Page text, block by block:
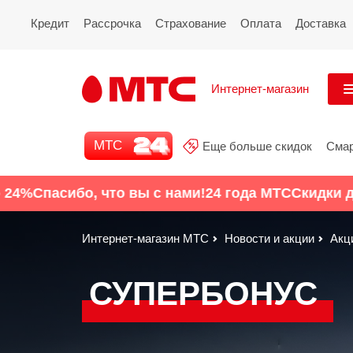
Кредит Рассрочка Страхование Оплата Доставка
Интернет-магазин
МТС 24
Еще больше скидок Все
смартфоны
МТС Еще больше скидок
что вы с нами!24 года МТССкидки до 24%
Интернет-магазин МТС Новости и акции
СУПЕРБОНУС